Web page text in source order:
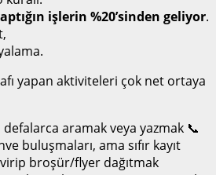
işlerin %20’sinden geliyor.
yapan aktiviteleri çok net ortaya
aramak veya yazmak 📞
buluşmaları, ama sıfır kayıt
broşür/flyer dağıtmak